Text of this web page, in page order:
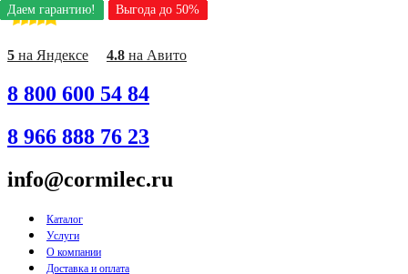
Перейти
к
содержимому
5 на Яндексе 4.8 на Авито
8 800 600 54 84
8 966 888 76 23
info@cormilec.ru
Каталог
Услуги
О компании
Доставка и оплата
Даем гарантию! Выгода до 50%
Даем гарантию! Выгода до 50%
Даем гарантию! Выгода до 50%
Даем гарантию! Выгода до 50%
Даем гарантию! Выгода до 50%
Даем гарантию! Выгода до 50%
Даем гарантию! Выгода до 50%
Даем гарантию! Выгода до 50%
Даем гарантию! Выгода до 50%